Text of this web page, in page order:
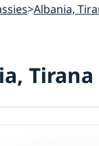
Albania,
Tirana